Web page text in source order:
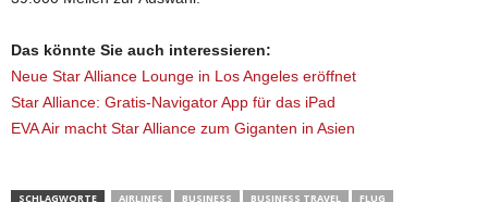
Das könnte Sie auch interessieren:
Neue Star Alliance Lounge in Los Angeles eröffnet
Star Alliance: Gratis-Navigator App für das iPad
EVA Air macht Star Alliance zum Giganten in Asien
SCHLAGWORTE AIRLINES BUSINESS BUSINESS TRAVEL
FLUG